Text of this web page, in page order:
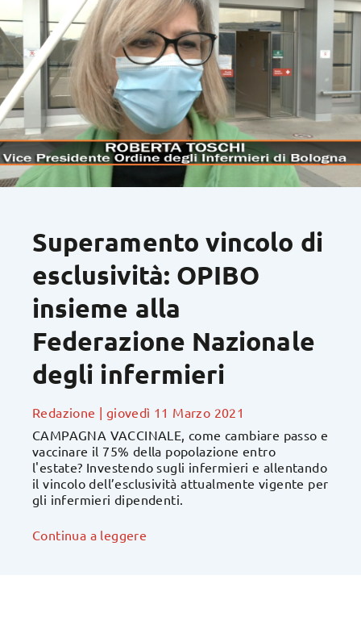
Superamento vincolo di
esclusività: OPIBO
insieme alla
Federazione Nazionale
degli infermieri
Redazione | giovedì 11 Marzo 2021
CAMPAGNA VACCINALE, come cambiare passo e
vaccinare il 75% della popolazione entro
l'estate? Investendo sugli infermieri e allentando
il vincolo dell’esclusività attualmente vigente per
gli infermieri dipendenti.
Continua a leggere